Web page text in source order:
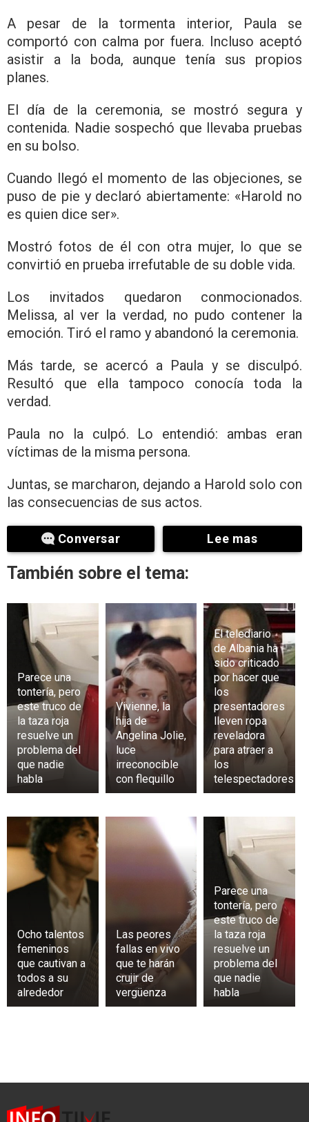
A pesar de la tormenta interior, Paula se
comportó con calma por fuera. Incluso aceptó
asistir a la boda, aunque tenía sus propios
planes.
El día de la ceremonia, se mostró segura y
contenida. Nadie sospechó que llevaba pruebas
en su bolso.
Cuando llegó el momento de las objeciones, se
puso de pie y declaró abiertamente: «Harold no
es quien dice ser».
Mostró fotos de él con otra mujer, lo que se
convirtió en prueba irrefutable de su doble vida.
Los invitados quedaron conmocionados.
Melissa, al ver la verdad, no pudo contener la
emoción. Tiró el ramo y abandonó la ceremonia.
Más tarde, se acercó a Paula y se disculpó.
Resultó que ella tampoco conocía toda la
verdad.
Paula no la culpó. Lo entendió: ambas eran
víctimas de la misma persona.
Juntas, se marcharon, dejando a Harold solo con
las consecuencias de sus actos.
Conversar Lee mas
También sobre el tema:
Parece una
tontería, pero
este truco de
la taza roja
resuelve un
problema del
que nadie
habla
Vivienne, la
hija de
Angelina Jolie,
luce
irreconocible
con flequillo
El telediario
de Albania ha
sido criticado
por hacer que
los
presentadores
lleven ropa
reveladora
para atraer a
los
telespectadores
Ocho talentos
femeninos
que cautivan a
todos a su
alrededor
Las peores
fallas en vivo
que te harán
crujir de
vergüenza
Parece una
tontería, pero
este truco de
la taza roja
resuelve un
problema del
que nadie
habla